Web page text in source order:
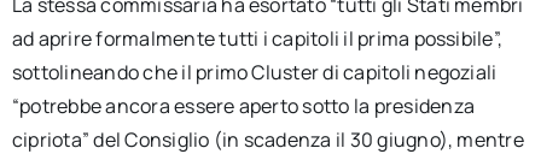
ad aprire formalmente tutti i capitoli il prima possibile”,
sottolineando che il primo Cluster di capitoli negoziali
“potrebbe ancora essere aperto sotto la presidenza
cipriota” del Consiglio (in scadenza il 30 giugno), mentre